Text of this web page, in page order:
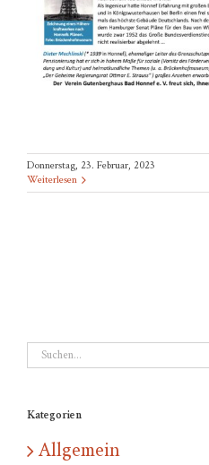
Donnerstag, 23. Februar, 2023
Weiterlesen
Suche
Kategorien
Allgemein